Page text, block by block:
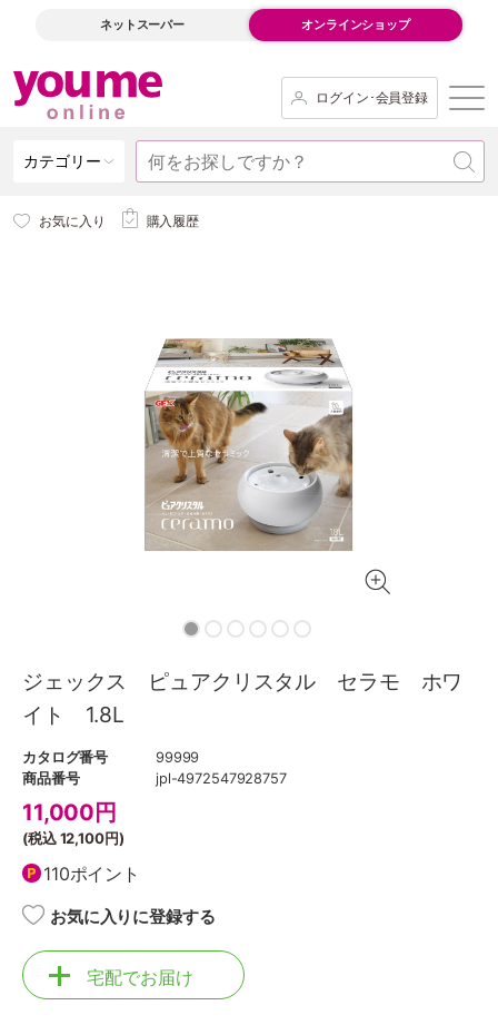
ネットスーパー オンラインショップ
ログイン･会員登録
カテゴリー
お気に入り 購入履歴
ジェックス ピュアクリスタル セラモ ホワ
イト 1.8L
カタログ番号
99999
商品番号
jpl-4972547928757
11,000 円
(税込12,100円)
110ポイント
お気に入りに登録する
宅配でお届け